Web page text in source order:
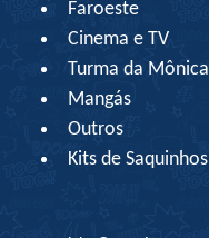
Faroeste
Cinema e TV
Turma da Mônica
Mangás
Outros
Kits de Saquinhos